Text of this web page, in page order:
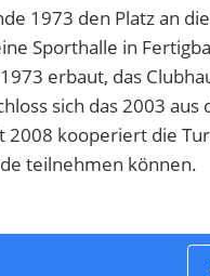
1973 den Platz an
Sporthalle in
erbaut, das
sich das 2003 aus
2008 kooperiert die
teilnehmen können.